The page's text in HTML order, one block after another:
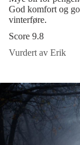
God komfort og
vinterføre.
Score 9.8
Vurdert av Erik